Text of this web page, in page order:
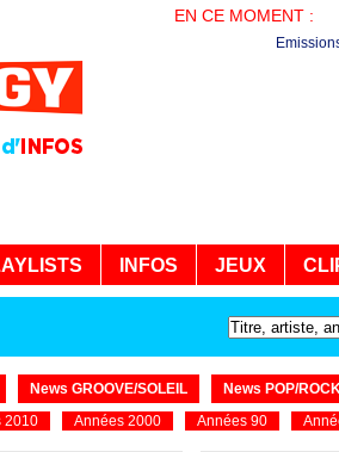
EN CE MOMENT :
INFOS JEUX
News GROOVE/SOLEIL
News POP/
2010 Années 2000 Années 90